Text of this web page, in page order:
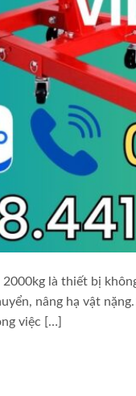
là thiết bị
nâng hạ vật
việc […]